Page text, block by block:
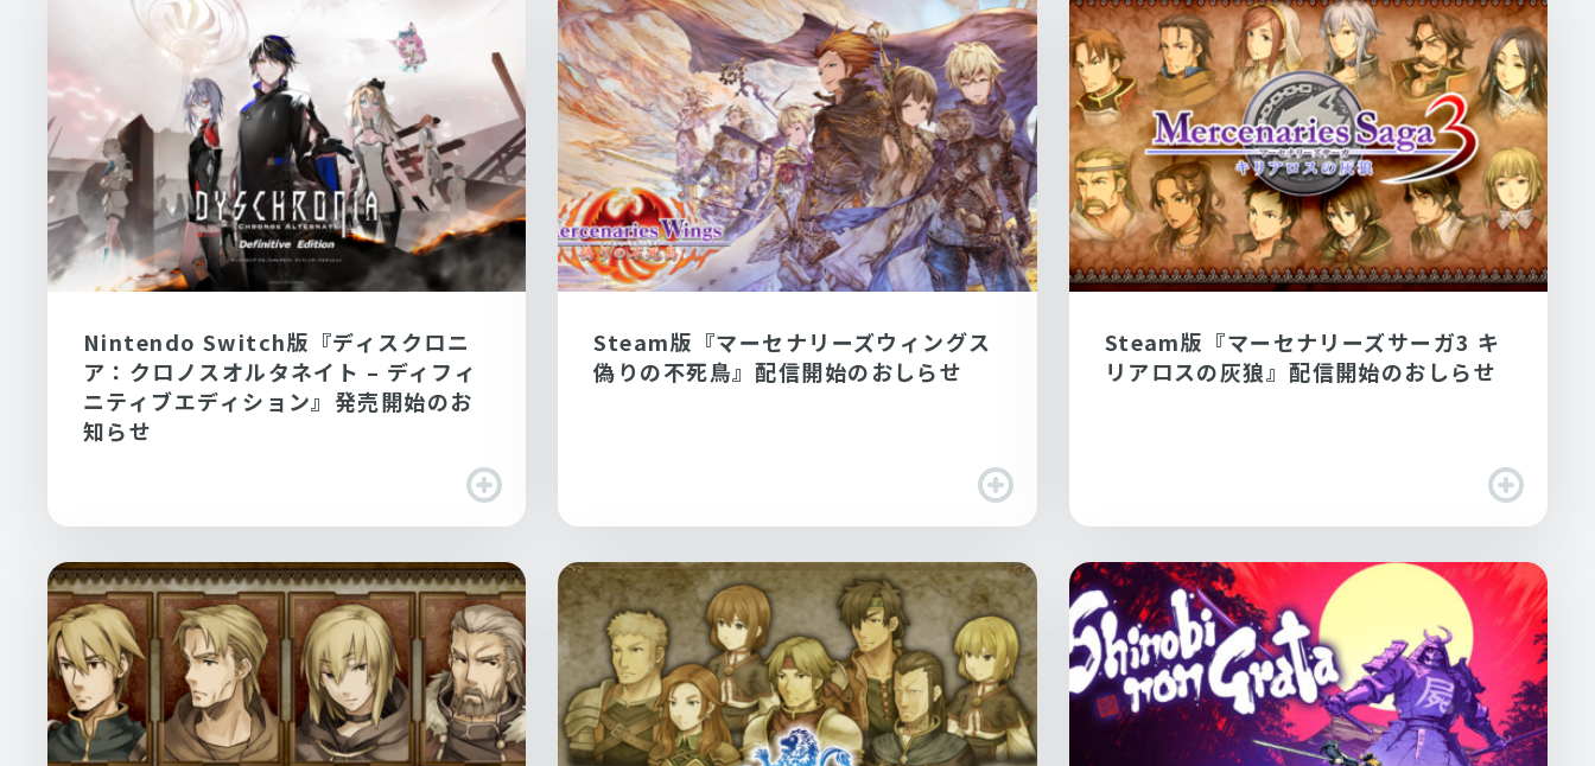
Nintendo Switch版『ディスクロニ
ア：クロノスオルタネイト – ディフィ
ニティブエディション』発売開始のお
知らせ
Steam版『マーセナリーズウィングス
偽りの不死鳥』配信開始のおしらせ
Steam版『マーセナリーズサーガ3 キ
リアロスの灰狼』配信開始のおしらせ